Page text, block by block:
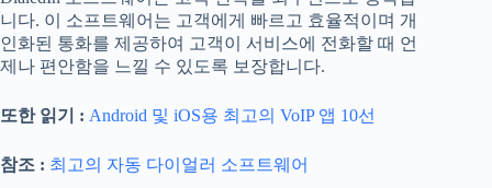
니다. 이 소프트웨어는 고객에게 빠르고 효율적이며 개
인화된 통화를 제공하여 고객이 서비스에 전화할 때 언
제나 편안함을 느낄 수 있도록 보장합니다.
또한 읽기 : Android 및 iOS용 최고의 VoIP 앱 10선
참조 : 최고의 자동 다이얼러 소프트웨어